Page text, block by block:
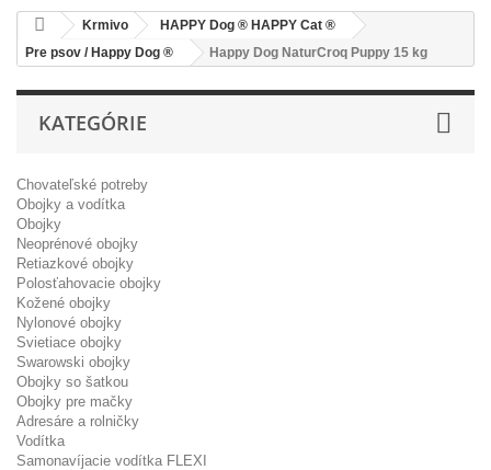
Krmivo
HAPPY Dog ® HAPPY Cat ®
Pre psov / Happy Dog ®
Happy Dog NaturCroq Puppy 15 kg
KATEGÓRIE
Chovateľské potreby
Obojky a vodítka
Obojky
Neoprénové obojky
Retiazkové obojky
Polosťahovacie obojky
Kožené obojky
Nylonové obojky
Svietiace obojky
Swarowski obojky
Obojky so šatkou
Obojky pre mačky
Adresáre a rolničky
Vodítka
Samonavíjacie vodítka FLEXI